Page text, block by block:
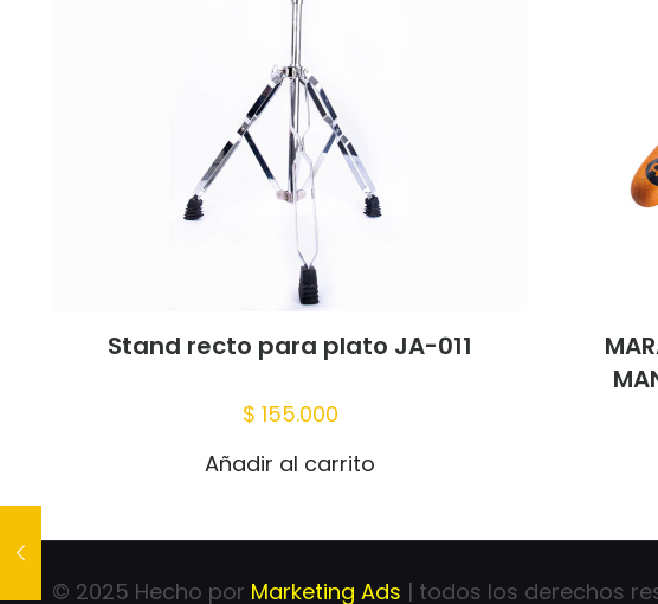
Nombre
Stand recto para plato JA-011
$ 155.000
Añadir al carrito
© 2025 Hecho por Marketing Ads | todos los derechos